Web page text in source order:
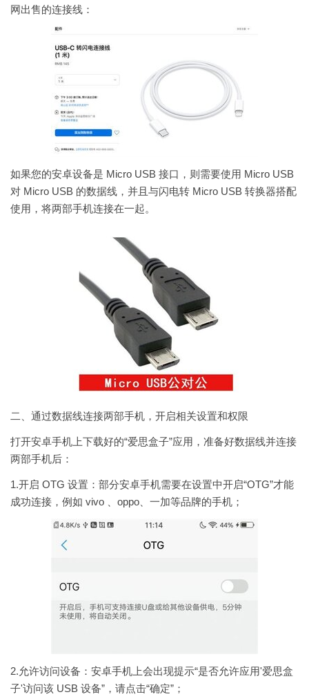
网出售的连接线：
如果您的安卓设备是 Micro USB 接口，则需要使用 Micro USB
对 Micro USB 的数据线，并且与闪电转 Micro USB 转换器搭配
使用，将两部手机连接在一起。
二、通过数据线连接两部手机，开启相关设置和权限
打开安卓手机上下载好的“爱思盒子”应用，准备好数据线并连接
两部手机后：
1.开启 OTG 设置：部分安卓手机需要在设置中开启“OTG”才能
成功连接，例如 vivo 、oppo、一加等品牌的手机；
2.允许访问设备：安卓手机上会出现提示“是否允许应用'爱思盒
子'访问该 USB 设备”，请点击“确定”；